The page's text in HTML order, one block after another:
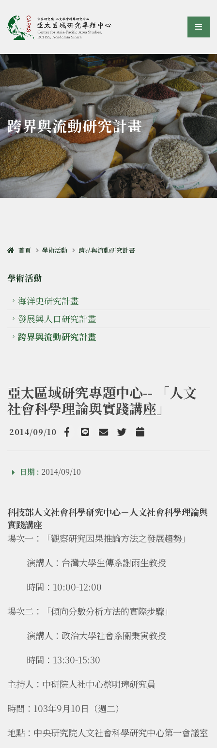
亞太區域研究專題中心選
:::
跨界與流動研究計畫
首頁 學術活動 跨界與流動研究計畫
學術活動
海洋史研究計畫
發展與人口研究計畫
跨界與流動研究計畫
亞太區域研究專題中心-- 「人文
社會科學理論與實踐講座」
2014/09/10
Facebook TwitterAdd to Calendar
日期 : 2014/09/10
科技部人文社會科學研究中心－人文社會科學理論與
實踐講座
場次一：「觀察研究因果推論方法之發展趨勢」
演講人：台灣大學生傳系謝雨生教授
時間：10:00-12:00
場次二：「傾向分數分析方法的實際步驟」
演講人：政治大學社會系關秉寅教授
時間：13:30-15:30
主持人：中研院人社中心蔡明璋研究員
時間：103年9月10日（週二）
地點：中央研究院人文社會科學研究中心第一會議室